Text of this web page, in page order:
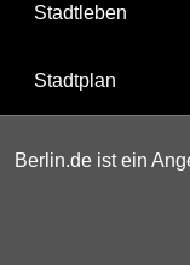
Stadtleben
Stadtplan
Berlin.de ist ein